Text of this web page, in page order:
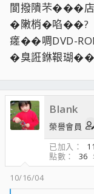
閬撥隤芣���
�敶梢�啗��?
瘥��啁DVD-
�臭誑銝鞎瑚
Blank
榮譽會員
已加入
點數
36
10/16/04